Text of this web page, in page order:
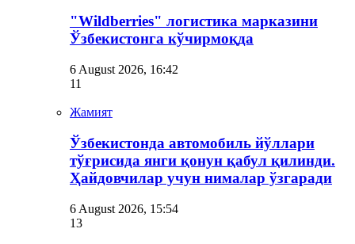
"Wildberries" логистика марказини
Ўзбекистонга кўчирмоқда
6 August 2026, 16:42
11
Жамият
Ўзбекистонда автомобиль йўллари
тўғрисида янги қонун қабул қилинди.
Ҳайдовчилар учун нималар ўзгаради
6 August 2026, 15:54
13